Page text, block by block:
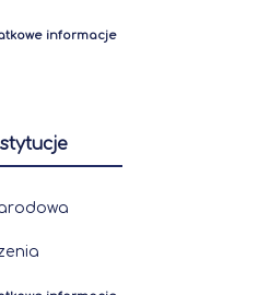
informacje